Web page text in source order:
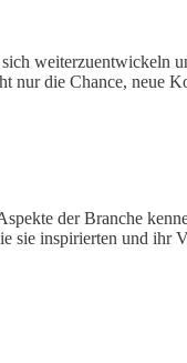
weiterzuentwickeln
nur die Chance, neue
der Branche
inspirierten und ihr